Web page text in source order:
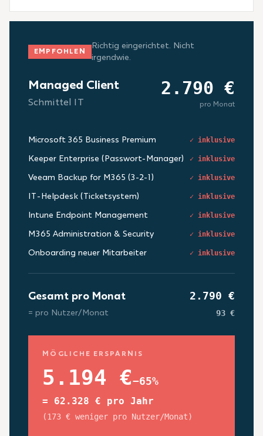
EMPFOHLEN
Richtig eingerichtet. Nicht
irgendwie.
Managed Client
Schmittel IT
2.790 €
pro Monat
Microsoft 365 Business Premium ✓ inklusive
Keeper Enterprise (Passwort-Manager) ✓ inklusive
Veeam Backup for M365 (3-2-1) ✓ inklusive
IT-Helpdesk (Ticketsystem) ✓ inklusive
Intune Endpoint Management ✓ inklusive
M365 Administration & Security ✓ inklusive
Onboarding neuer Mitarbeiter ✓ inklusive
Gesamt pro Monat 2.790 €
= pro Nutzer/Monat 93 €
MÖGLICHE ERSPARNIS
5.194 €−65%
= 62.328 € pro Jahr
(173 € weniger pro Nutzer/Monat)